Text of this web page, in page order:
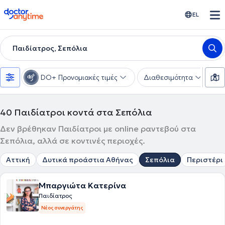
doctoranytime EL
Παιδίατρος, Σεπόλια
DO+ Προνομιακές τιμές Διαθεσιμότητα
40 Παιδίατροι κοντά στα Σεπόλια
Δεν βρέθηκαν Παιδίατροι με online ραντεβού στα
Σεπόλια, αλλά σε κοντινές περιοχές.
Αττική Δυτικά προάστια Αθήνας Σεπόλια Περιστέρι
Μπαργιώτα Κατερίνα
Παιδίατρος
Νέος συνεργάτης